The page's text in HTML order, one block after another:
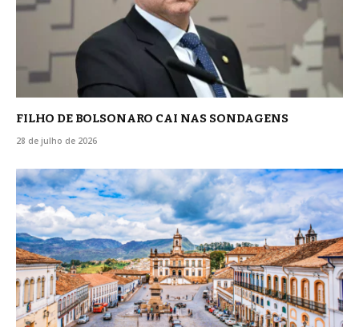
FILHO DE BOLSONARO CAI NAS SONDAGENS
28 de julho de 2026